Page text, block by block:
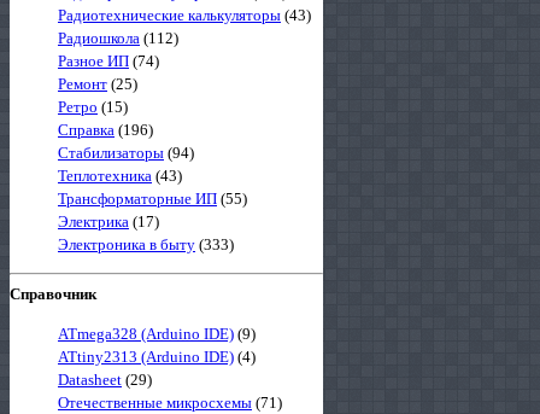
Радиотехнические калькуляторы (43)
Радиошкола (112)
Разное ИП (74)
Ремонт (25)
Ретро (15)
Справка (196)
Стабилизаторы (94)
Теплотехника (43)
Трансформаторные ИП (55)
Электрика (17)
Электроника в быту (333)
Справочник
ATmega328 (Arduino IDE) (9)
ATtiny2313 (Arduino IDE) (4)
Datasheet (29)
Отечественные микросхемы (71)